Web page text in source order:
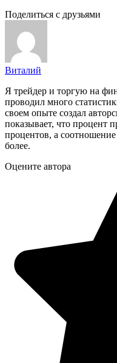
Поделиться с друзьями
Виталий
Я трейдер и торгую на
проводил много
своем опыте создал
показывает, что процент
процентов, а
более.
Оцените автора